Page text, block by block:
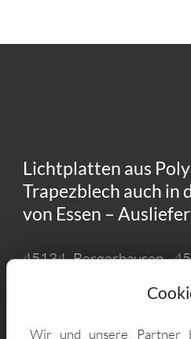
Lichtplatten aus
Trapezblech auch in
von Essen –
45134 Bergerhausen,
Steele, 45130
Hinsel, 45136
Wir und unsere Partner